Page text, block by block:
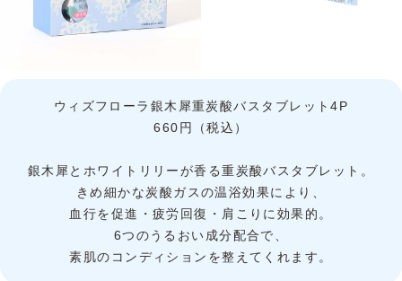
ウィズフローラ銀木犀重炭酸バスタブレット4P
660円（税込）
銀木犀とホワイトリリーが香る重炭酸バスタブレット。
きめ細かな炭酸ガスの温浴効果により、
血行を促進・疲労回復・肩こりに効果的。
6つのうるおい成分配合で、
素肌のコンディションを整えてくれます。